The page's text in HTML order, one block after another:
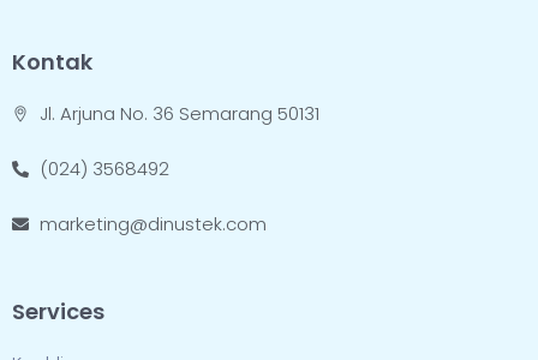
Kontak
Jl. Arjuna No. 36 Semarang 50131
(024) 3568492
marketing@dinustek.com
Services